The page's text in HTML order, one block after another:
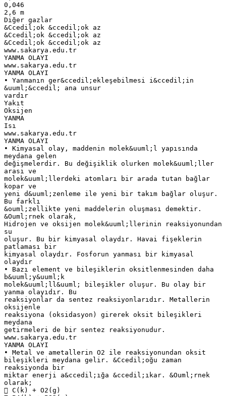
0,046
2,6 m
Diğer gazlar
&Ccedil;ok &ccedil;ok az
&Ccedil;ok &ccedil;ok az
&Ccedil;ok &ccedil;ok az
www.sakarya.edu.tr
YANMA OLAYI
www.sakarya.edu.tr
YANMA OLAYI
• Yanmanın ger&ccedil;ekleşebilmesi i&ccedil;in
&uuml;&ccedil; ana unsur
vardır
Yakıt
Oksijen
YANMA
Isı
www.sakarya.edu.tr
YANMA OLAYI
• Kimyasal olay, maddenin molek&uuml;l yapısında
meydana gelen
değişmelerdir. Bu değişiklik olurken molek&uuml;ller
arası ve
molek&uuml;llerdeki atomları bir arada tutan bağlar
kopar ve
yeni d&uuml;zenleme ile yeni bir takım bağlar oluşur.
Bu farklı
&ouml;zellikte yeni maddelerin oluşması demektir.
&Ouml;rnek olarak,
Hidrojen ve oksijen molek&uuml;llerinin reaksiyonundan
su
oluşur. Bu bir kimyasal olaydır. Havai fişeklerin
patlaması bir
kimyasal olaydır. Fosforun yanması bir kimyasal
olaydır
• Bazı element ve bileşiklerin oksitlenmesinden daha
b&uuml;y&uuml;k
molek&uuml;ll&uuml; bileşikler oluşur. Bu olay bir
yanma olayıdır. Bu
reaksiyonlar da sentez reaksiyonlarıdır. Metallerin
oksijenle
reaksiyona (oksidasyon) girerek oksit bileşikleri
meydana
getirmeleri de bir sentez reaksiyonudur.
www.sakarya.edu.tr
YANMA OLAYI
• Metal ve ametallerin O2 ile reaksiyonundan oksit
bileşikleri meydana gelir. &Ccedil;oğu zaman
reaksiyonda bir
miktar enerji a&ccedil;ığa &ccedil;ıkar. &Ouml;rnek
olarak;
 C(k) + O2(g)